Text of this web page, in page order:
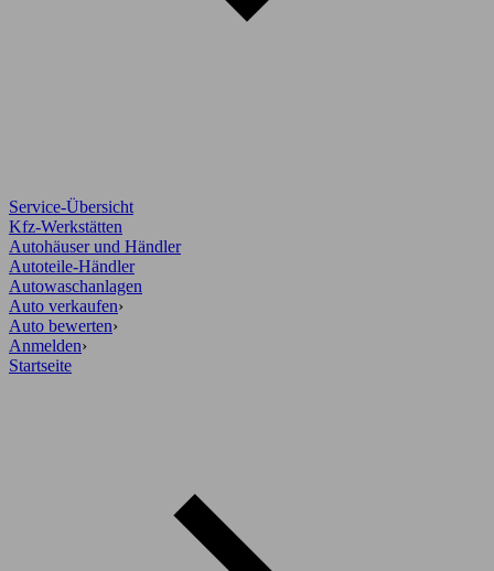
Service-Übersicht
Kfz-Werkstätten
Autohäuser und Händler
Autoteile-Händler
Autowaschanlagen
Auto verkaufen›
Auto bewerten›
Anmelden›
Startseite